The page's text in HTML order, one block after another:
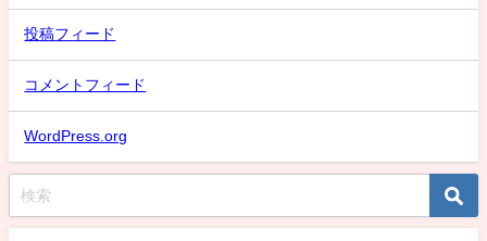
投稿フィード
コメントフィード
WordPress.org